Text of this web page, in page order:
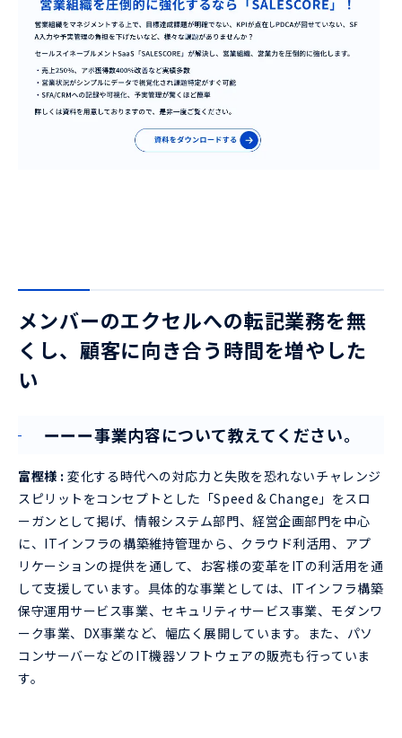
メンバーのエクセルへの転記業務を無
くし、顧客に向き合う時間を増やした
い
ーーー事業内容について教えてください。
富樫様 :変化する時代への対応力と失敗を恐れないチャレンジ
スピリットをコンセプトとした「Speed & Change」をスロ
ーガンとして掲げ、情報システム部門、経営企画部門を中心
に、ITインフラの構築維持管理から、クラウド利活用、アプ
リケーションの提供を通して、お客様の変革をITの利活用を通
して支援しています。具体的な事業としては、ITインフラ構築
保守運用サービス事業、セキュリティサービス事業、モダンワ
ーク事業、DX事業など、幅広く展開しています。また、パソ
コンサーバーなどのIT機器ソフトウェアの販売も行っていま
す。